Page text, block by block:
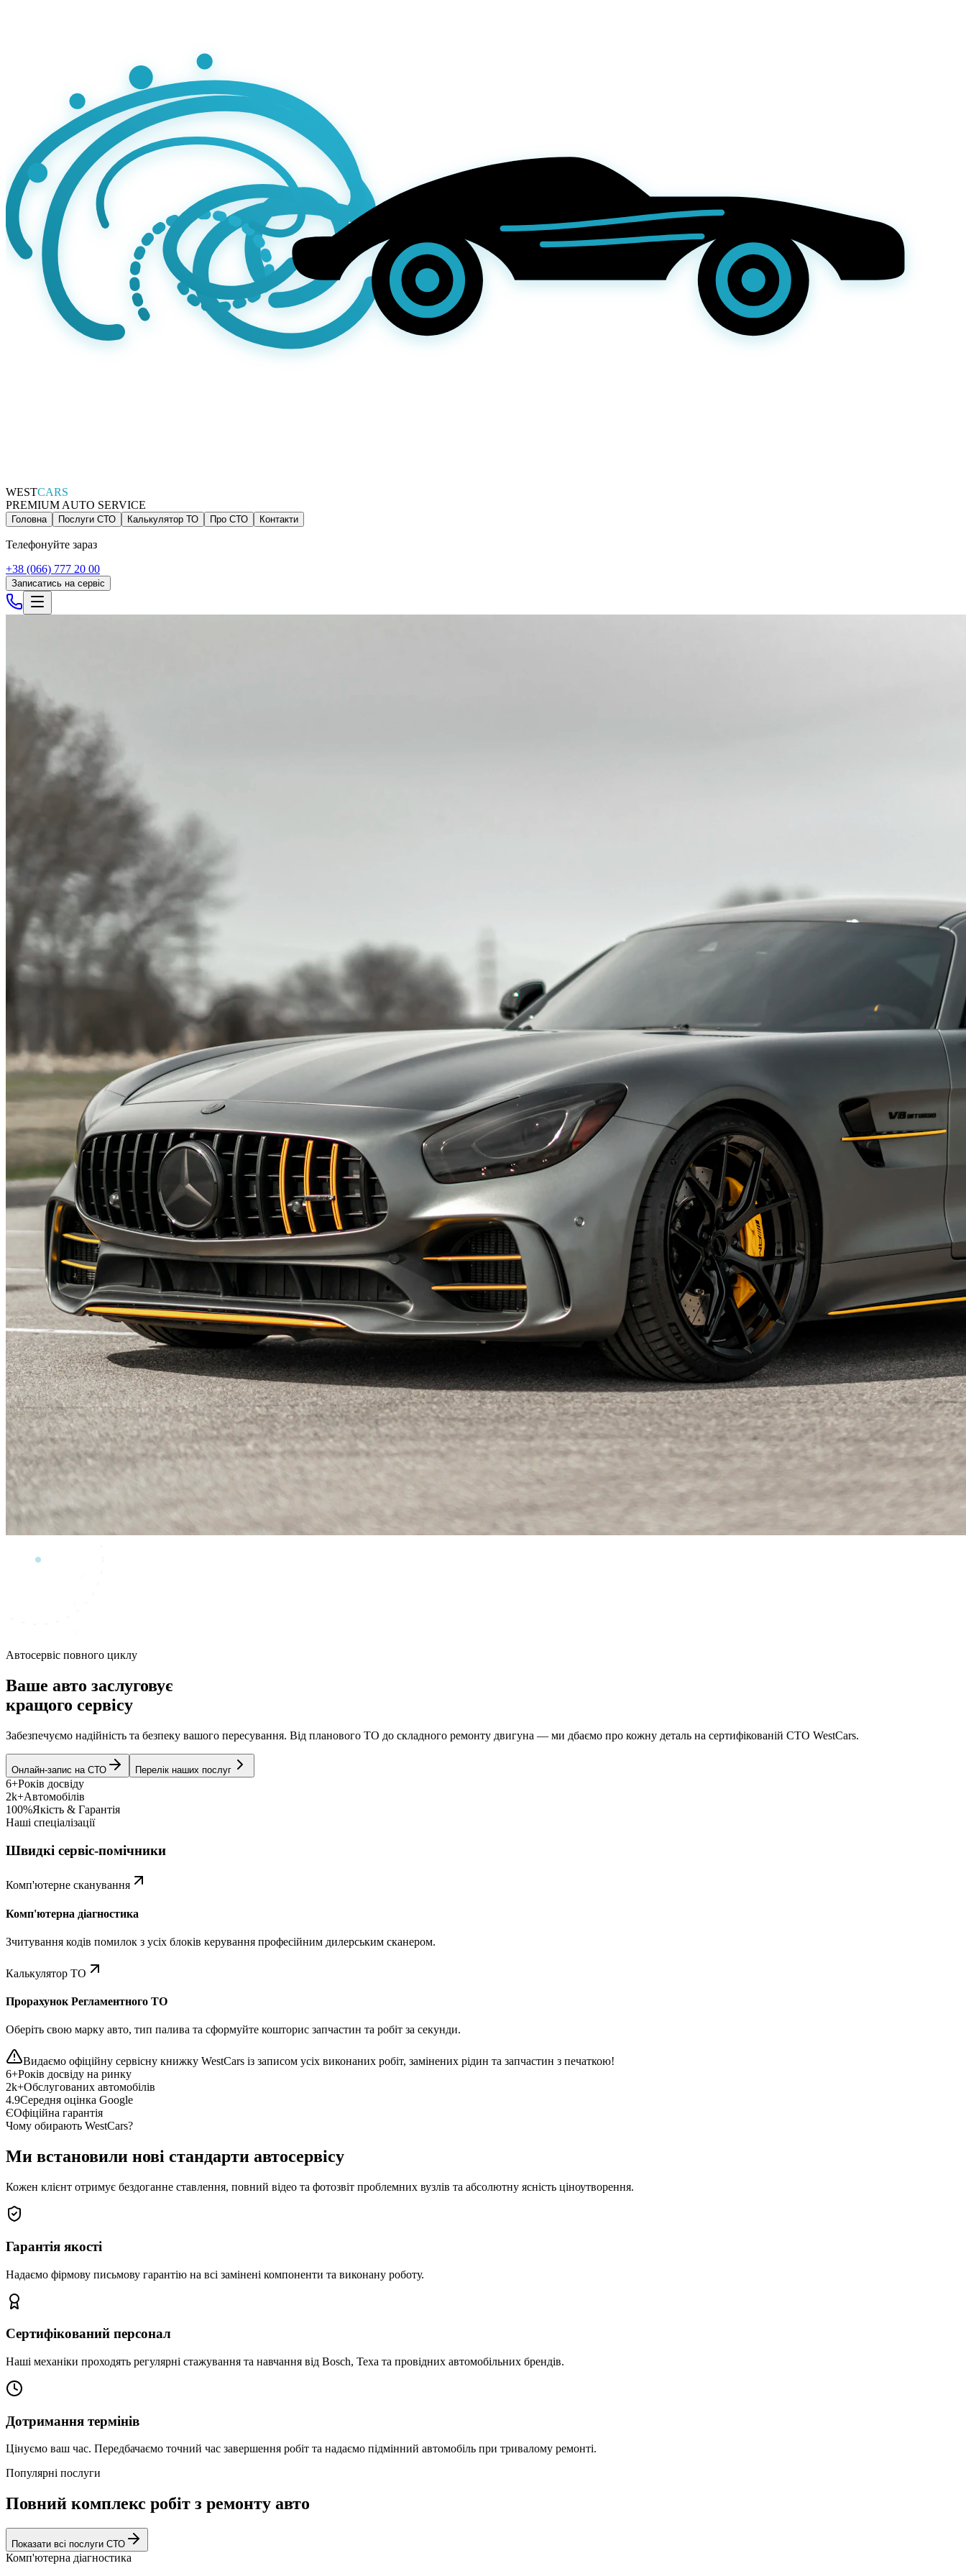
WESTCARS
PREMIUM AUTO SERVICE
Головна Послуги СТО Калькулятор ТО Про СТО Контакти
Телефонуйте зараз
+38 (066) 777 20 00
Записатись на сервіс
Автосервіс повного циклу
Ваше авто заслуговує
кращого сервісу
Забезпечуємо надійність та безпеку вашого пересування. Від планового ТО до складного ремонту двигуна — ми дбаємо про кожну деталь на сертифікованій СТО WestCars.
Онлайн-запис на СТО Перелік наших послуг
6+Років досвіду
2k+Автомобілів
100%Якість & Гарантія
Наші спеціалізації
Швидкі сервіс-помічники
Комп'ютерне сканування
Комп'ютерна діагностика
Зчитування кодів помилок з усіх блоків керування професійним дилерським сканером.
Калькулятор ТО
Прорахунок Регламентного ТО
Оберіть свою марку авто, тип палива та сформуйте кошторис запчастин та робіт за секунди.
Видаємо офіційну сервісну книжку WestCars із записом усіх виконаних робіт, замінених рідин та запчастин з печаткою!
6+Років досвіду на ринку
2k+Обслугованих автомобілів
4.9Середня оцінка Google
ЄОфіційна гарантія
Чому обирають WestCars?
Ми встановили нові стандарти автосервісу
Кожен клієнт отримує бездоганне ставлення, повний відео та фотозвіт проблемних вузлів та абсолютну ясність ціноутворення.
Гарантія якості
Надаємо фірмову письмову гарантію на всі замінені компоненти та виконану роботу.
Сертифікований персонал
Наші механіки проходять регулярні стажування та навчання від Bosch, Texa та провідних автомобільних брендів.
Дотримання термінів
Цінуємо ваш час. Передбачаємо точний час завершення робіт та надаємо підмінний автомобіль при тривалому ремонті.
Популярні послуги
Повний комплекс робіт з ремонту авто
Показати всі послуги СТО
Комп'ютерна діагностика